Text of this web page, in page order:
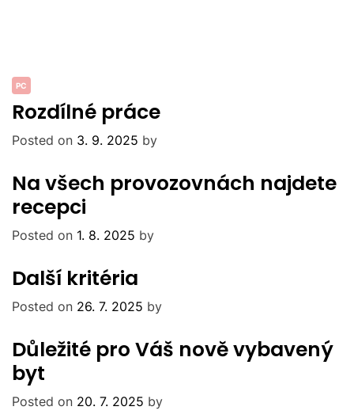
PC
Rozdílné práce
Posted on 3. 9. 2025 by
Na všech provozovnách najdete
recepci
Posted on 1. 8. 2025 by
Další kritéria
Posted on 26. 7. 2025 by
Důležité pro Váš nově vybavený
byt
Posted on 20. 7. 2025 by